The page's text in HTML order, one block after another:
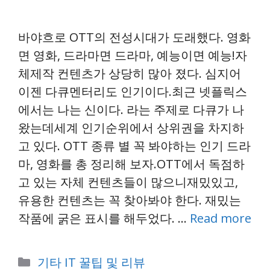
바야흐로 OTT의 전성시대가 도래했다. 영화
면 영화, 드라마면 드라마, 예능이면 예능!자
체제작 컨텐츠가 상당히 많아 졌다. 심지어
이젠 다큐멘터리도 인기이다.최근 넷플릭스
에서는 나는 신이다. 라는 주제로 다큐가 나
왔는데세계 인기순위에서 상위권을 차지하
고 있다. OTT 종류 별 꼭 봐야하는 인기 드라
마, 영화를 총 정리해 보자.OTT에서 독점하
고 있는 자체 컨텐츠들이 많으니재밌있고,
유용한 컨텐츠는 꼭 찾아봐야 한다. 재밌는
작품에 굵은 표시를 해두었다. … Read more
Categories
기타 IT 꿀팁 및 리뷰